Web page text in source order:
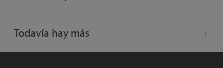
Todavía hay más